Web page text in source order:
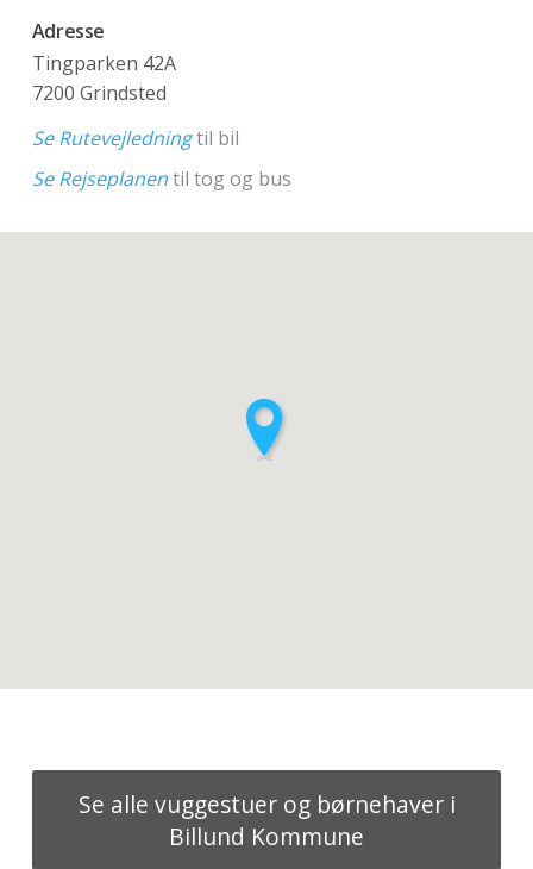
Adresse
Tingparken 42A
7200 Grindsted
Se Rutevejledningtil bil
Se Rejseplanentil tog og bus
Se alle vuggestuer og børnehaver i
Billund Kommune